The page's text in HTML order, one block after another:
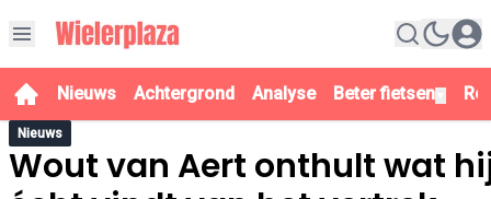
Nieuws Achtergrond Analyse Beter fietsen
Nieuws
Wout van Aert onthult wat